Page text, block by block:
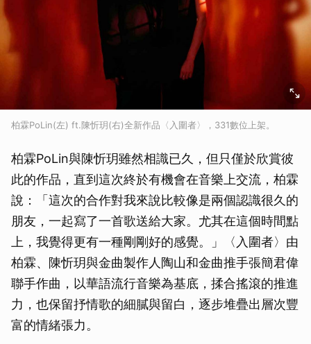
柏霖PoLin(左) ft.陳忻玥(右)全新作品〈入圍者〉，331數位上架。
柏霖PoLin與陳忻玥雖然相識已久，但只僅於欣賞彼
此的作品，直到這次終於有機會在音樂上交流，柏霖
說：「這次的合作對我來說比較像是兩個認識很久的
朋友，一起寫了一首歌送給大家。尤其在這個時間點
上，我覺得更有一種剛剛好的感覺。」〈入圍者〉由
柏霖、陳忻玥與金曲製作人陶山和金曲推手張簡君偉
聯手作曲，以華語流行音樂為基底，揉合搖滾的推進
力，也保留抒情歌的細膩與留白，逐步堆疊出層次豐
富的情緒張力。